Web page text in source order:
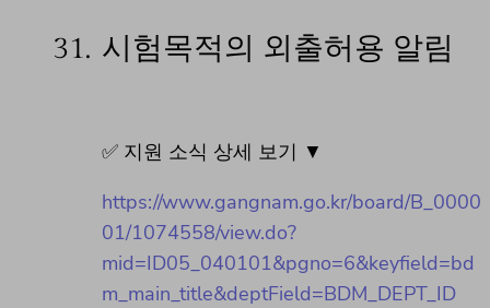
31. 시험목적의 외출허용 알림
✅ 지원 소식 상세 보기 ▼
https://www.gangnam.go.kr/board/B_0000
01/1074558/view.do?
mid=ID05_040101&pgno=6&keyfield=bd
m_main_title&deptField=BDM_DEPT_ID